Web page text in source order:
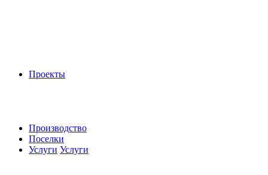
Проекты
Производство
Поселки
Услуги Услуги